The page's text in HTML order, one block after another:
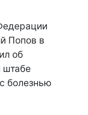
Попов в
об
штабе
болезнью